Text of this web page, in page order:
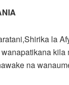
la
na